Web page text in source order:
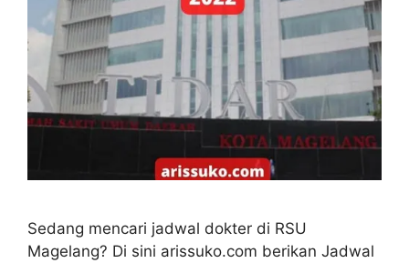
Sedang mencari jadwal dokter di RSU
Magelang? Di sini arissuko.com berikan Jadwal